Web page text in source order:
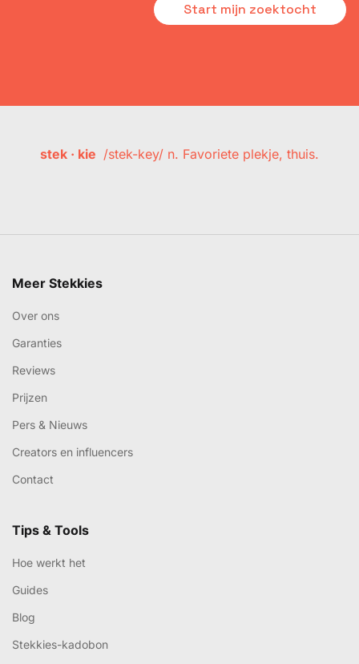
Start mijn zoektocht
stek · kie /stek-key/ n. Favoriete plekje, thuis.
Meer Stekkies
Over ons
Garanties
Reviews
Prijzen
Pers & Nieuws
Creators en influencers
Contact
Tips & Tools
Hoe werkt het
Guides
Blog
Stekkies-kadobon